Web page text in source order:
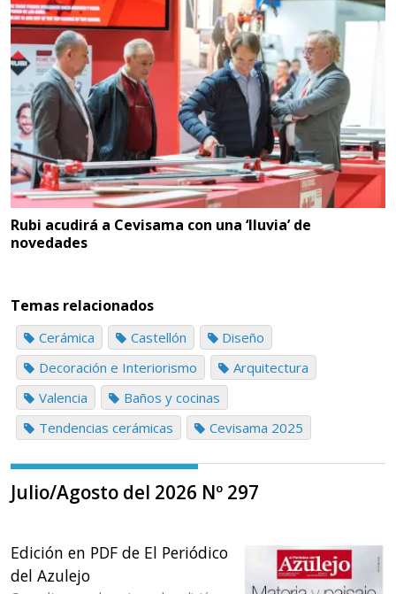
Rubi acudirá a Cevisama con una ‘lluvia’ de
novedades
Temas relacionados
Cerámica Castellón
Diseño
Decoración e Interiorismo
Arquitectura
Valencia
Baños y cocinas
Tendencias cerámicas
Cevisama 2025
Julio/Agosto del 2026 Nº 297
Edición en PDF de El Periódico
del Azulejo